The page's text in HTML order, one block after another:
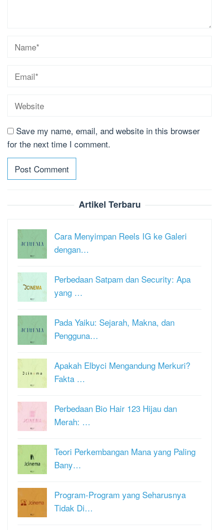
Save my name, email, and website in this browser
for the next time I comment.
Artikel Terbaru
Cara Menyimpan Reels IG ke Galeri
dengan…
Perbedaan Satpam dan Security: Apa
yang …
Pada Yaiku: Sejarah, Makna, dan
Pengguna…
Apakah Elbyci Mengandung Merkuri?
Fakta …
Perbedaan Bio Hair 123 Hijau dan
Merah: …
Teori Perkembangan Mana yang Paling
Bany…
Program-Program yang Seharusnya
Tidak Di…